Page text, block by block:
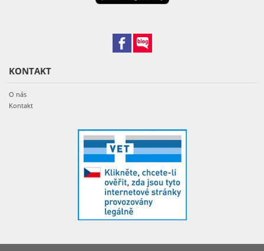
KONTAKT
O nás
Kontakt